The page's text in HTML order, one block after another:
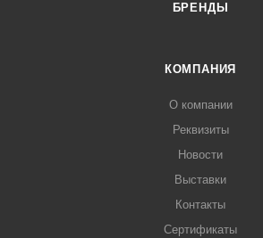
БРЕНДЫ
КОМПАНИЯ
О компании
Реквизиты
Новости
Выставки
Контакты
Сертификаты